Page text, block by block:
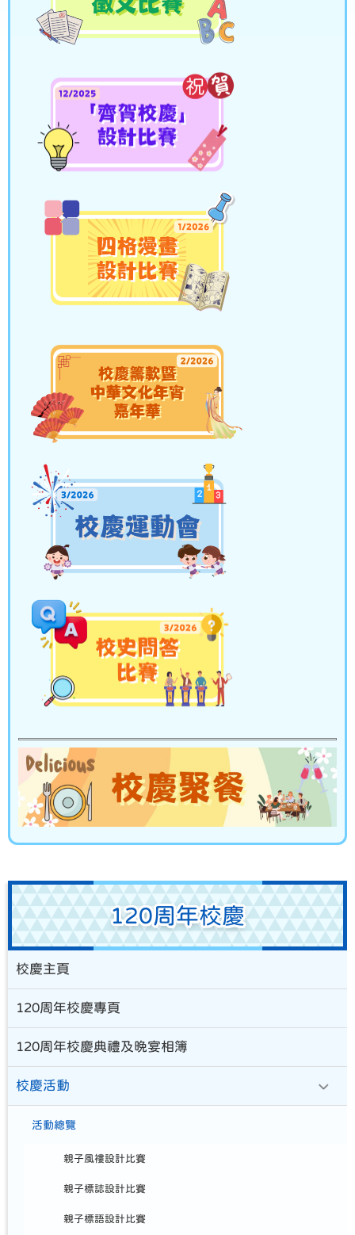
120周年校慶
校慶主頁
120周年校慶專頁
120周年校慶典禮及晚宴相簿
校慶活動
活動總覽
親子風褸設計比賽
親子標誌設計比賽
親子標語設計比賽